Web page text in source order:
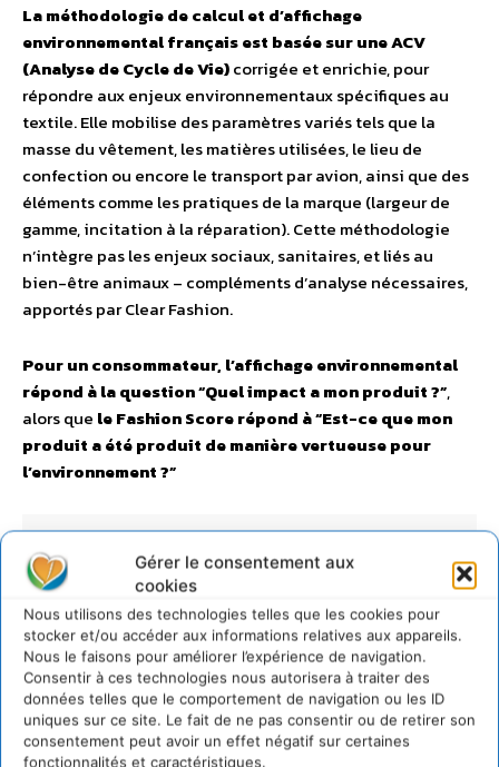
Gérer le consentement aux
cookies
Nous utilisons des technologies telles que les cookies pour
stocker et/ou accéder aux informations relatives aux appareils.
Nous le faisons pour améliorer l’expérience de navigation.
Consentir à ces technologies nous autorisera à traiter des
données telles que le comportement de navigation ou les ID
uniques sur ce site. Le fait de ne pas consentir ou de retirer son
consentement peut avoir un effet négatif sur certaines
fonctionnalités et caractéristiques.
La méthodologie de calcul et d’affichage
environnemental français est basée sur une ACV
(Analyse de Cycle de Vie)corrigée et enrichie, pour
répondre aux enjeux environnementaux spécifiques au
textile. Elle mobilise des paramètres variés tels que la
masse du vêtement, les matières utilisées, le lieu de
confection ou encore le transport par avion, ainsi que des
éléments comme les pratiques de la marque (largeur de
gamme, incitation à la réparation). Cette méthodologie
n’intègre pas les enjeux sociaux, sanitaires, et liés au
bien-être animaux – compléments d’analyse nécessaires,
apportés par Clear Fashion.
Pour un consommateur, l’affichage environnemental
répond à la question “Quel impact a mon produit ?”,
alors que le Fashion Score répond à “Est-ce que mon
produit a été produit de manière vertueuse pour
l’environnement ?”